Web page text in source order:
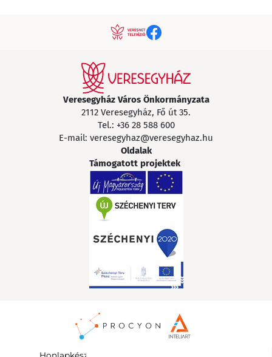
Veresegyház Város Önkormányzata
2112 Veresegyház, Fő út 35.
Tel.: +36 28 588 600
E-mail: veresegyhaz@veresegyhaz.hu
Oldalak
Támogatott projektek